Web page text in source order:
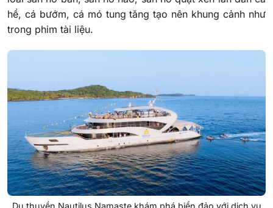
hề, cá bướm, cá mó tung tăng tạo nên khung cảnh như
trong phim tài liệu.